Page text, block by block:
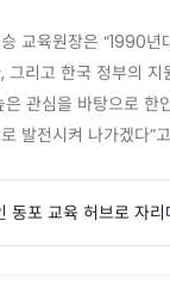
교육원장은 “1990년
그리고 한국 정부의 지
은 관심을 바탕으로 한
발전시켜 나가겠다”
동포 교육 허브로 자